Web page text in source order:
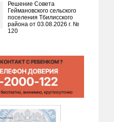
Решение Совета
Геймановского сельского
поселения Тбилисского
района от 03.08.2026 г. №
120